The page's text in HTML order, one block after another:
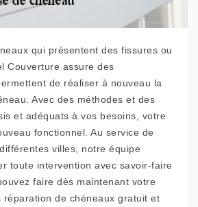
qui présentent des fissures ou
Couverture assure des
de réaliser à nouveau la
Avec des méthodes et des
et adéquats à vos besoins, votre
fonctionnel. Au service de
villes, notre équipe
toute intervention avec savoir-faire
faire dès maintenant votre
réparation de chéneaux gratuit et